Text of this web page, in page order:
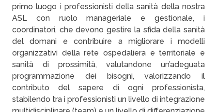
primo luogo i professionisti della sanità della nostra
ASL con ruolo manageriale e gestionale, i
coordinatori, che devono gestire la sfida della sanità
del domani e contribuire a migliorare i modelli
organizzativi della rete ospedaliera e territoriale e
sanità di prossimità, valutandone un’adeguata
programmazione dei bisogni, valorizzando il
contributo del sapere di ogni professionista,
stabilendo tra i professionisti un livello di integrazione